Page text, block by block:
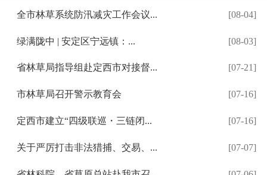
全市林草系统防汛减灾工作会议... [08-04]
绿满陇中 | 安定区宁远镇：... [08-03]
省林草局指导组赴定西市对接督... [07-21]
市林草局召开警示教育会 [07-16]
定西市建立“四级联巡・三链闭... [07-16]
关于严厉打击非法猎捕、交易、... [07-07]